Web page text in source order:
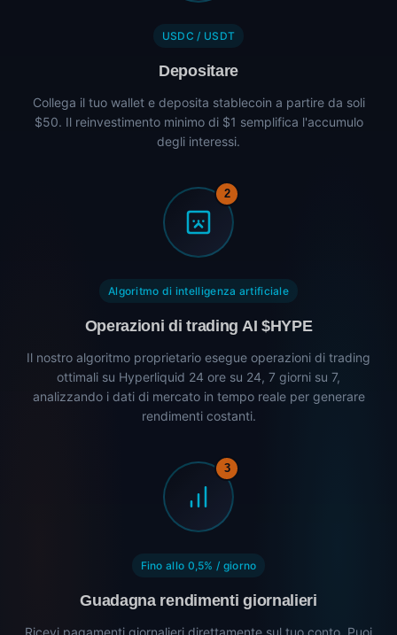
USDC / USDT
Depositare
Collega il tuo wallet e deposita stablecoin a partire da soli
$50. Il reinvestimento minimo di $1 semplifica l'accumulo
degli interessi.
2
Algoritmo di intelligenza artificiale
Operazioni di trading AI $HYPE
Il nostro algoritmo proprietario esegue operazioni di trading
ottimali su Hyperliquid 24 ore su 24, 7 giorni su 7,
analizzando i dati di mercato in tempo reale per generare
rendimenti costanti.
3
Fino allo 0,5% / giorno
Guadagna rendimenti giornalieri
Ricevi pagamenti giornalieri direttamente sul tuo conto. Puoi